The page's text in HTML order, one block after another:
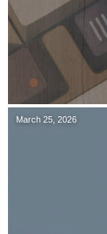
March 25 2026